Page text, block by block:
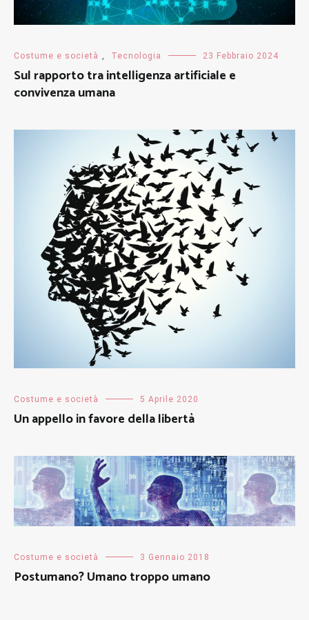
Costume e società , Tecnologia 23 Febbraio 2024
Sul rapporto tra intelligenza artificiale e
convivenza umana
Costume e società 5 Aprile 2020
Un appello in favore della libertà
Costume e società 3 Gennaio 2018
Postumano? Umano troppo umano